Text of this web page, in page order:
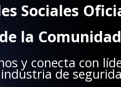
Sociales
de la Comunidad
y conecta con
de